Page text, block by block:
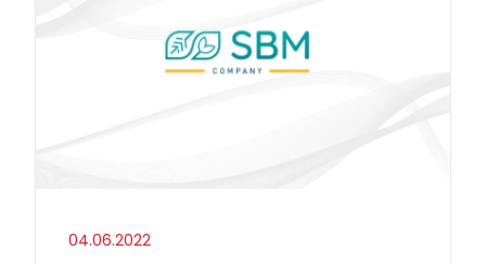
04.06.2022